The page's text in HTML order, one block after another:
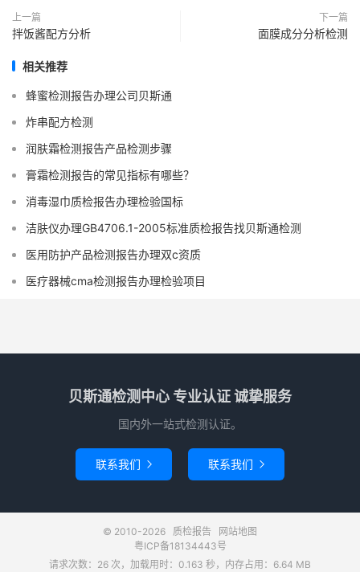
上一篇
拌饭酱配方分析
下一篇
面膜成分分析检测
相关推荐
蜂蜜检测报告办理公司贝斯通
炸串配方检测
润肤霜检测报告产品检测步骤
膏霜检测报告的常见指标有哪些？
消毒湿巾质检报告办理检验国标
洁肤仪办理GB4706.1-2005标准质检报告找贝斯通检测
医用防护产品检测报告办理双c资质
医疗器械cma检测报告办理检验项目
贝斯通检测中心 专业认证 诚挚服务
国内外一站式检测认证。
联系我们  联系我们 
© 2010-2026 质检报告
网站地图
粤ICP备18134443号
请求次数：26 次，加载用时：0.163 秒，内存占用：6.64 MB